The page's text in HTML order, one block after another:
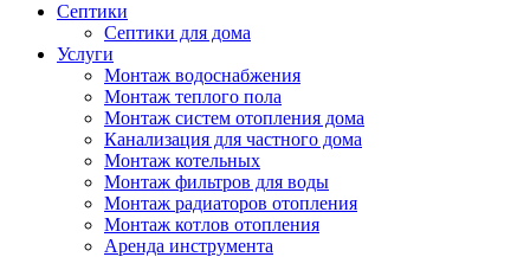
Септики
Септики для дома
Услуги
Монтаж водоснабжения
Монтаж теплого пола
Монтаж систем отопления дома
Канализация для частного дома
Монтаж котельных
Монтаж фильтров для воды
Монтаж радиаторов отопления
Монтаж котлов отопления
Аренда инструмента